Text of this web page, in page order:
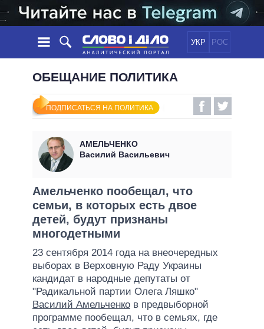
УКР РОС
НОВОСТИ
ЛЕНТА
СОБЫТИЯ
СТАТЬИ
МНЕНИЯ
ОБЗОРЫ
ДАЙДЖЕСТЫ
ПОЛИТИКА
ЭКОНОМИКА
МИР
ОБЕЩАНИЯ
ВСЕ ПОЛИТИКИ
ПРЕЗИДЕНТ И ОФИС
ВЕРХОВНАЯ РАДА
КАБИНЕТ МИНИСТРОВ
ГЛАВЫ ОБЛАДМИНИСТРАЦИЙ
МЭРЫ
ВСЕ ПЕРСОНЫ
ИНФОГРАФИКА
ПОДДЕРЖАТЬ
СРАВНЕНИЕ ПОЛИТИКОВ
ОБЕЩАНИЕ ПОЛИТИКА
ПОДПИСАТЬСЯ НА ПОЛИТИКА
АМЕЛЬЧЕНКО
Василий Васильевич
Амельченко пообещал, что
семьи, в которых есть двое
детей, будут признаны
многодетными
23 сентября 2014 года на внеочередных
выборах в Верховную Раду Украины
кандидат в народные депутаты от
"Радикальной партии Олега Ляшко"
Василий Амельченко в предвыборной
программе пообещал, что в семьях, где